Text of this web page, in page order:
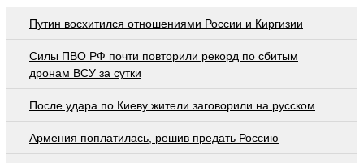
Путин восхитился отношениями России и Киргизии
Cилы ПВО РФ почти повторили рекорд по сбитым
дронам ВСУ за сутки
После удара по Киеву жители заговорили на русском
Армения поплатилась, решив предать Россию